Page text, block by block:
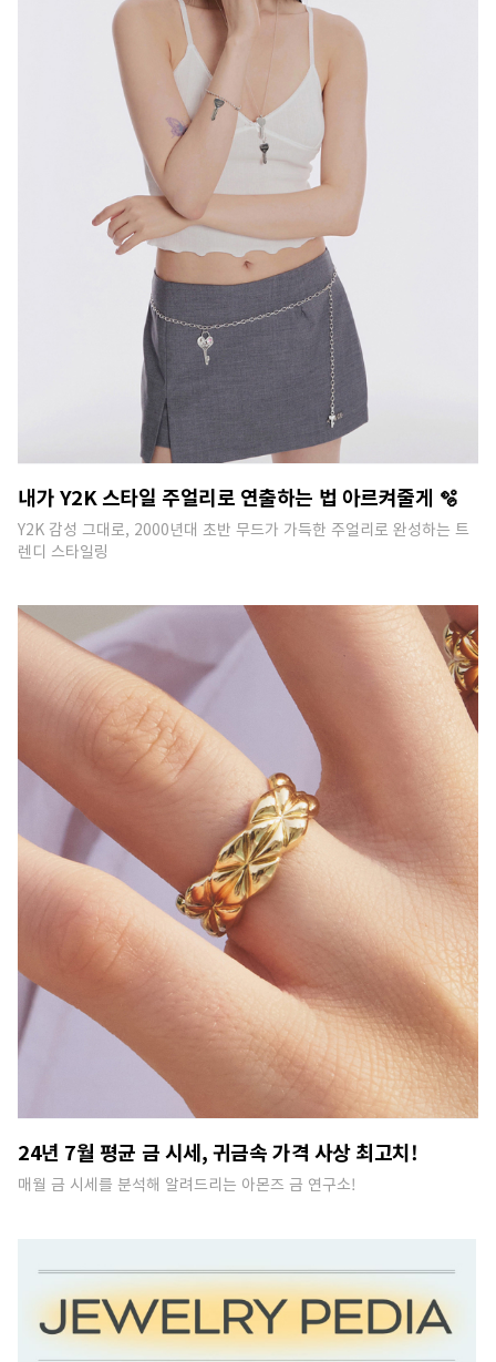
내가 Y2K 스타일 주얼리로 연출하는 법 아르켜줄게 🫧
Y2K 감성 그대로, 2000년대 초반 무드가 가득한 주얼리로 완성하는 트
렌디 스타일링
24년 7월 평균 금 시세, 귀금속 가격 사상 최고치!
매월 금 시세를 분석해 알려드리는 아몬즈 금 연구소!